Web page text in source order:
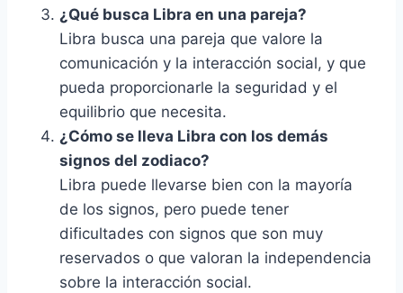
¿Qué busca Libra en una pareja?
Libra busca una pareja que valore la
comunicación y la interacción social, y que
pueda proporcionarle la seguridad y el
equilibrio que necesita.
¿Cómo se lleva Libra con los demás
signos del zodiaco?
Libra puede llevarse bien con la mayoría
de los signos, pero puede tener
dificultades con signos que son muy
reservados o que valoran la independencia
sobre la interacción social.